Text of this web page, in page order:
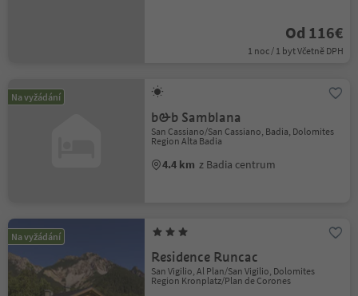
Od 116€
1 noc / 1 byt Včetně DPH
Na vyžádání
b&b Samblana
San Cassiano/San Cassiano, Badia, Dolomites
Region Alta Badia
4.4 km z Badia centrum
Na vyžádání
Residence Runcac
San Vigilio, Al Plan/San Vigilio, Dolomites
Region Kronplatz/Plan de Corones